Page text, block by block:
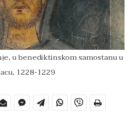
u benediktinskom samostanu u
1228-1229